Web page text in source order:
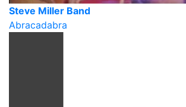
Steve Miller Band
Abracadabra